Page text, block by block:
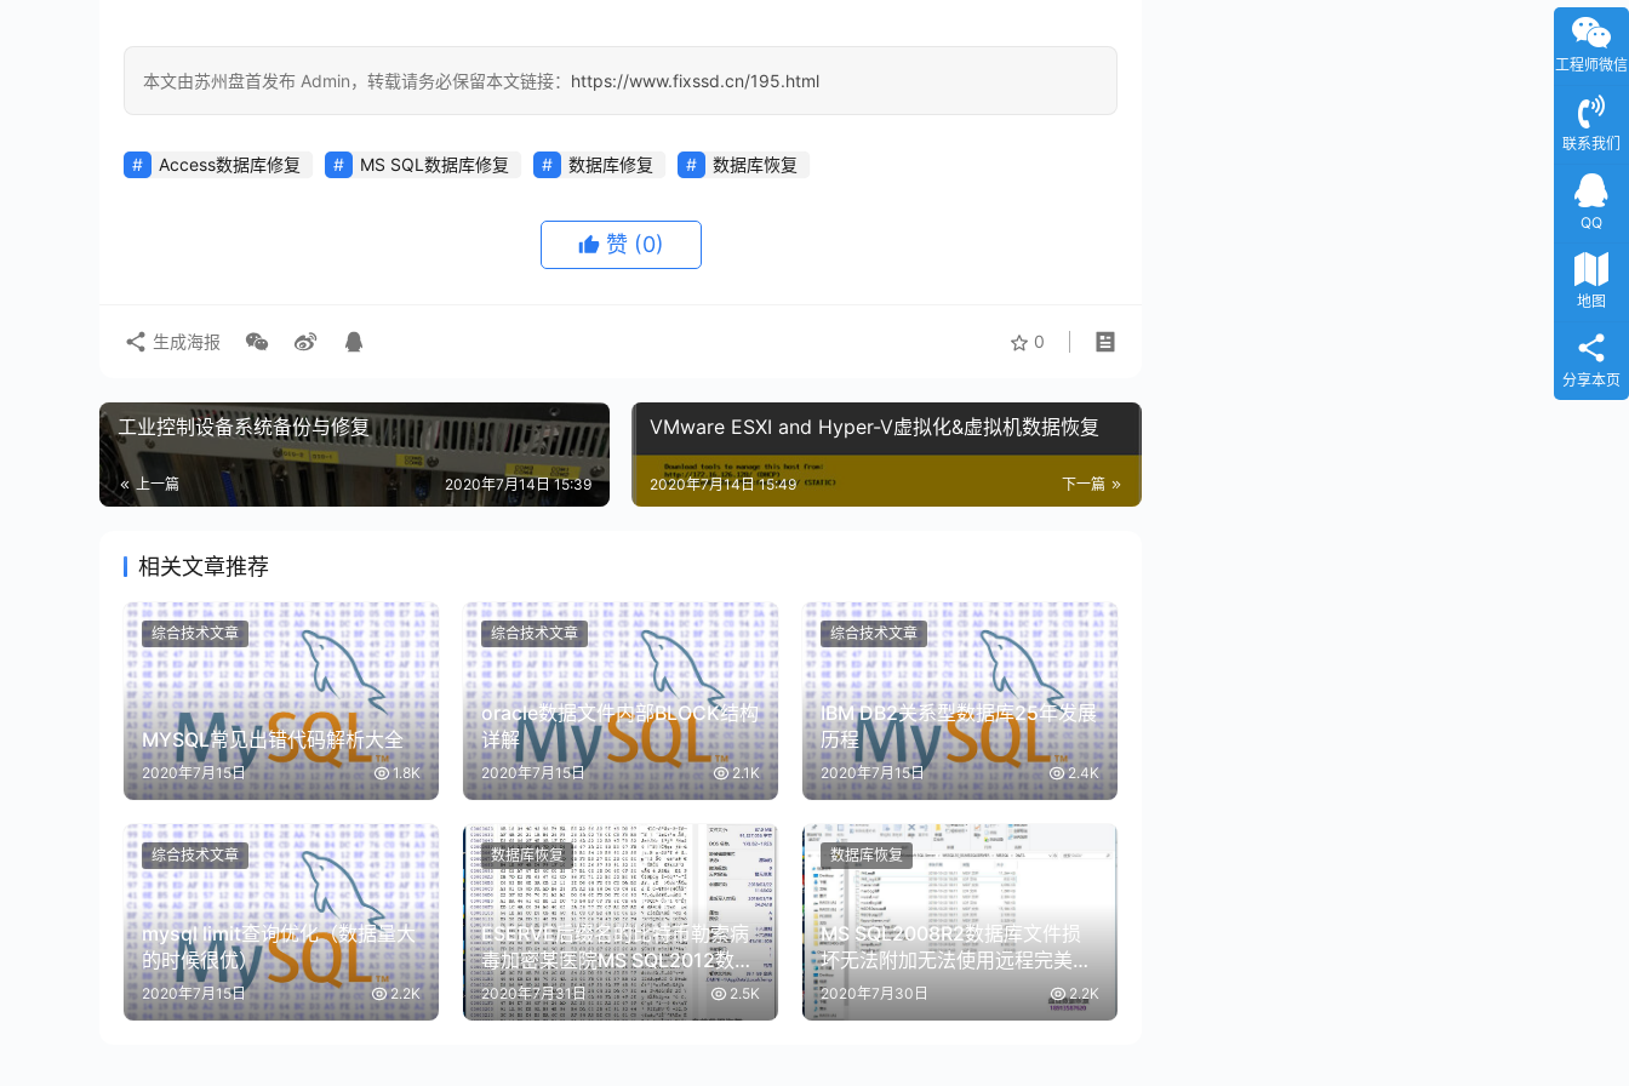
本文由苏州盘首发布 Admin，转载请务必保留本文链接： https://www.fixssd.cn/195.html
Access数据库修复 MS SQL数据库修复 数据库修复 数据库恢复
赞 (0)
0
生成海报
工业控制设备系统备份与修复
上一篇 2020年7月14日 15:39
VMware ESXI and Hyper-V虚拟化&虚拟机数据恢复
下一篇
2020年7月14日 15:49
相关文章推荐
MYSQL常见出错代码解析大全
2020年7月15日 1.8K
综合技术文章
oracle数据文件内部BLOCK结构
详解
2020年7月15日 2.1K
综合技术文章
IBM DB2关系型数据库25年发展
历程
2020年7月15日 2.4K
综合技术文章
mysql limit查询优化（数据量大
的时候很优）
2020年7月15日 2.2K
综合技术文章
ESERVE后缀名的比特币勒索病
毒加密某医院MS SQL2012数据
库数据恢复成功
2020年7月31日 2.5K
数据库恢复
MS SQL2008R2数据库文件损
坏无法附加无法使用远程完美解
决
2020年7月30日 2.2K
数据库恢复
工程师微信
联系我们
QQ
地图
分享本页